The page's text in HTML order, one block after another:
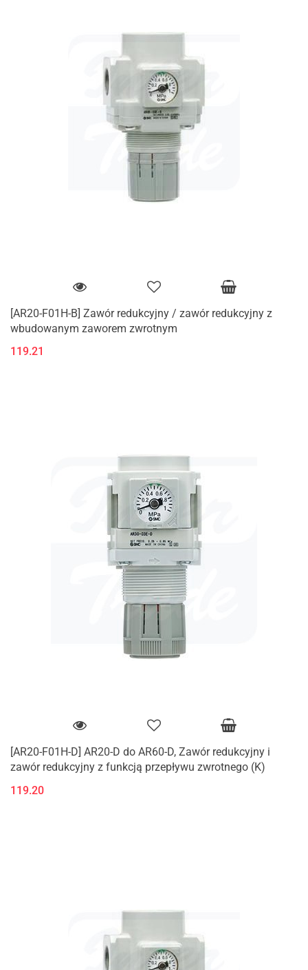
[AR20-F01H-B] Zawór redukcyjny / zawór redukcyjny z
wbudowanym zaworem zwrotnym
119.21
[AR20-F01H-D] AR20-D do AR60-D, Zawór redukcyjny i
zawór redukcyjny z funkcją przepływu zwrotnego (K)
119.20